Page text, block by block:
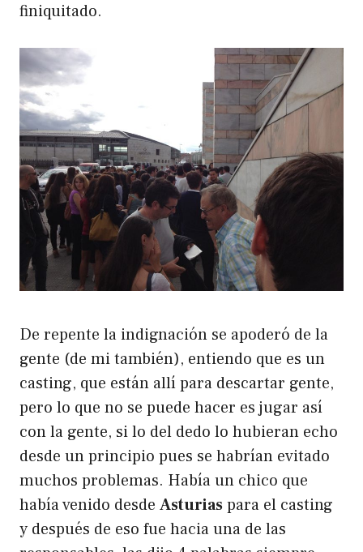
finiquitado.
De repente la indignación se apoderó de la
gente (de mi también), entiendo que es un
casting, que están allí para descartar gente,
pero lo que no se puede hacer es jugar así
con la gente, si lo del dedo lo hubieran echo
desde un principio pues se habrían evitado
muchos problemas. Había un chico que
había venido desde Asturiaspara el casting
y después de eso fue hacia una de las